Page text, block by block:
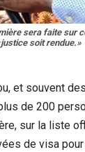
sera faite sur
soit rendue.»
et souvent
de 200
sur la liste
de visa pour